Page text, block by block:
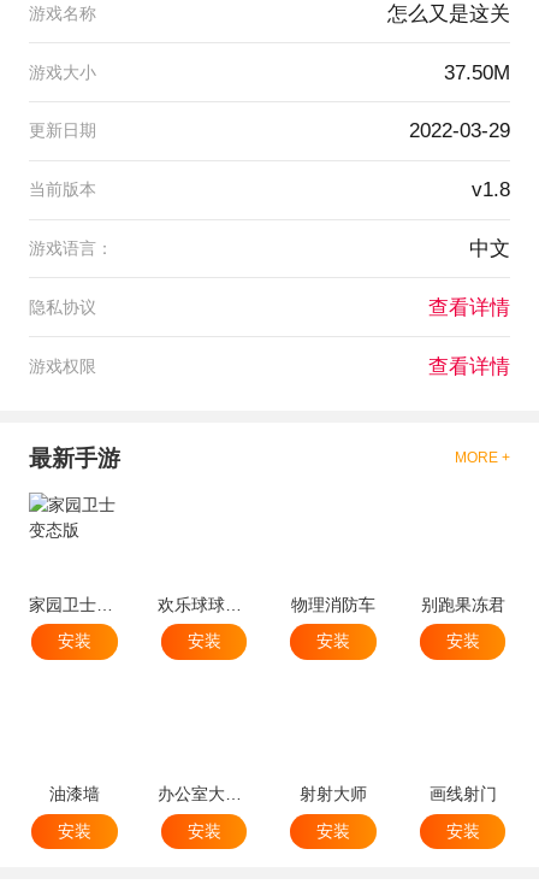
游戏名称 怎么又是这关
游戏大小 37.50M
更新日期 2022-03-29
当前版本 v1.8
游戏语言： 中文
隐私协议 查看详情
游戏权限 查看详情
最新手游 MORE +
家园卫士变态版
安装
安装
物理消防车
安装
别跑果冻君
安装
油漆墙
安装
安装
射射大师
安装
画线射门
安装